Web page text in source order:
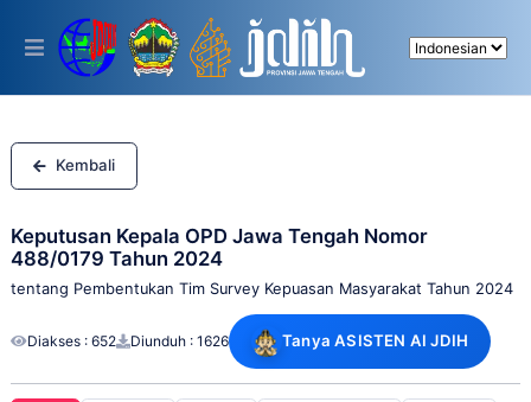
This
includes
accessibility
system.
Kembali
Keputusan Kepala OPD Jawa Tengah Nomor
488/0179 Tahun 2024
tentang Pembentukan Tim Survey Kepuasan Masyarakat Tahun 2024
Diakses : 652 Diunduh : 1626 Tanya ASISTEN AI JDIH